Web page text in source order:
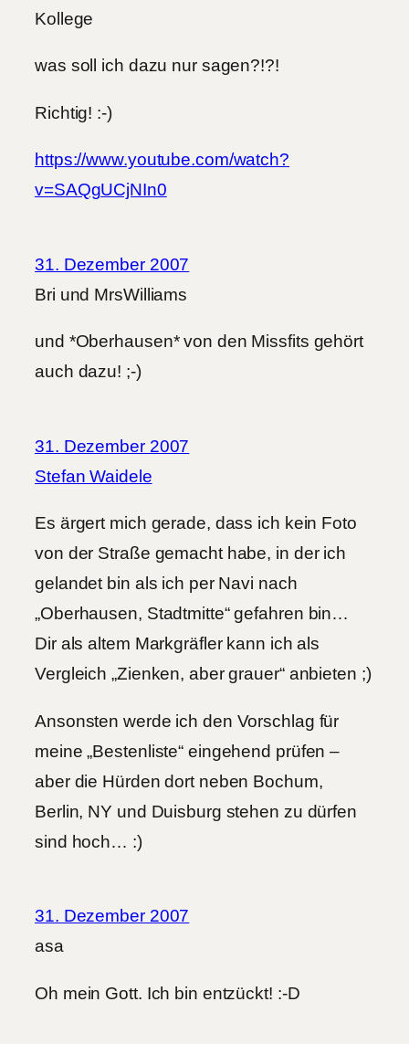
Kollege
was soll ich dazu nur sagen?!?!
Richtig! :-)
https://www.youtube.com/watch?
v=SAQgUCjNIn0
31. Dezember 2007
Bri und MrsWilliams
und *Oberhausen* von den Missfits gehört
auch dazu! ;-)
31. Dezember 2007
Stefan Waidele
Es ärgert mich gerade, dass ich kein Foto
von der Straße gemacht habe, in der ich
gelandet bin als ich per Navi nach
„Oberhausen, Stadtmitte“ gefahren bin…
Dir als altem Markgräfler kann ich als
Vergleich „Zienken, aber grauer“ anbieten ;)
Ansonsten werde ich den Vorschlag für
meine „Bestenliste“ eingehend prüfen –
aber die Hürden dort neben Bochum,
Berlin, NY und Duisburg stehen zu dürfen
sind hoch… :)
31. Dezember 2007
asa
Oh mein Gott. Ich bin entzückt! :-D